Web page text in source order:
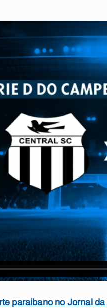
paraibano no Jornal